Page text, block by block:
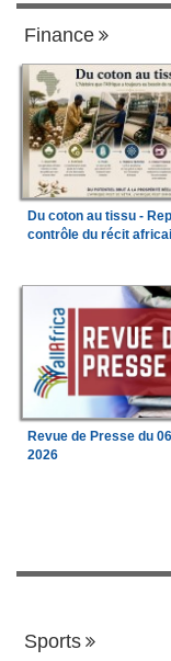
Finance
Du coton au tissu -
contrôle du récit
Revue de Presse du
2026
Sports